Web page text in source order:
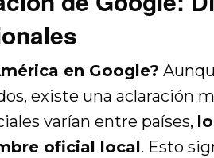
en Google?
existe una aclaración
varían entre países,
oficial local. Esto